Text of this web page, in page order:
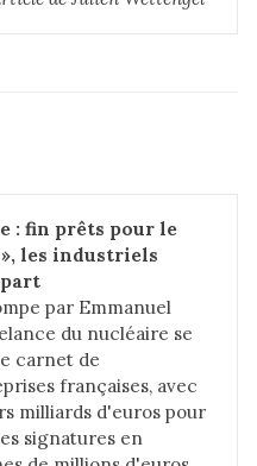
: fin prêts pour le
», les industriels
par Emmanuel
du nucléaire se
carnet de
françaises, avec
milliards d'euros pour
signatures en